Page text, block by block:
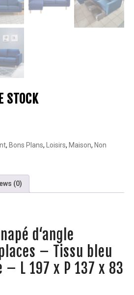
STOCK
, Bons Plans, Loisirs, Maison, Non
(0)
d‘angle
– Tissu bleu
– L 197 x P 137 x 83